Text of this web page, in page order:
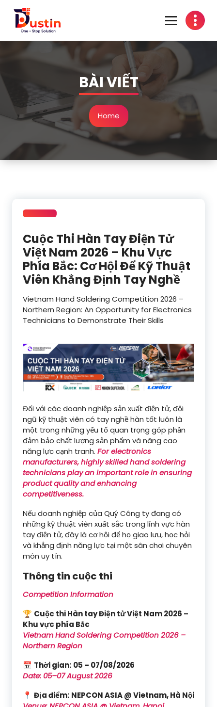
content
BÀI VIẾT
Home
Cuộc Thi Hàn Tay Điện Tử
Việt Nam 2026 – Khu Vực
Phía Bắc: Cơ Hội Để Kỹ Thuật
Viên Khẳng Định Tay Nghề
Vietnam Hand Soldering Competition 2026 –
Northern Region: An Opportunity for Electronics
Technicians to Demonstrate Their Skills
Đối với các doanh nghiệp sản xuất điện tử, đội
ngũ kỹ thuật viên có tay nghề hàn tốt luôn là
một trong những yếu tố quan trọng góp phần
đảm bảo chất lượng sản phẩm và nâng cao
năng lực cạnh tranh. For electronics
manufacturers, highly skilled hand soldering
technicians play an important role in ensuring
product quality and enhancing
competitiveness.
Nếu doanh nghiệp của Quý Công ty đang có
những kỹ thuật viên xuất sắc trong lĩnh vực hàn
tay điện tử, đây là cơ hội để họ giao lưu, học hỏi
và khẳng định năng lực tại một sân chơi chuyên
môn uy tín.
Thông tin cuộc thi
Competition Information
🏆 Cuộc thi Hàn tay Điện tử Việt Nam 2026 –
Khu vực phía Bắc
Vietnam Hand Soldering Competition 2026 –
Northern Region
📅 Thời gian: 05 – 07/08/2026
Date: 05–07 August 2026
📍 Địa điểm: NEPCON ASIA @ Vietnam, Hà Nội